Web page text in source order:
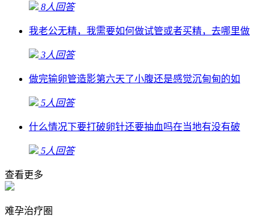
8人回答
我老公无精，我需要如何做试管或者买精，去哪里做
3人回答
做完输卵管造影第六天了小腹还是感觉沉甸甸的如
5人回答
什么情况下要打破卵针还要抽血吗在当地有没有破
5人回答
查看更多
难孕治疗圈